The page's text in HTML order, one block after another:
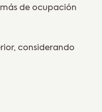
de ocupación
considerando